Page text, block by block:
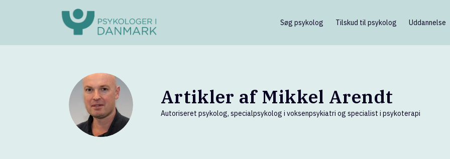
Søg psykolog Tilskud til psykolog Uddannelse
Artikler af Mikkel Arendt
Autoriseret psykolog, specialpsykolog i voksenpsykiatri og specialist i psykoterapi